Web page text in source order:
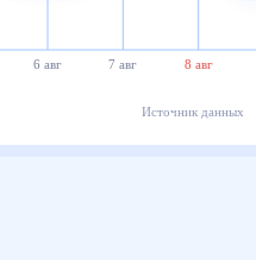
6 авг 7 авг 8 авг
Источник данных